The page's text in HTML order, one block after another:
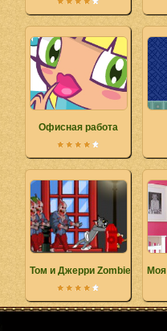
Офисная работа
Том и Джерри Zombies City